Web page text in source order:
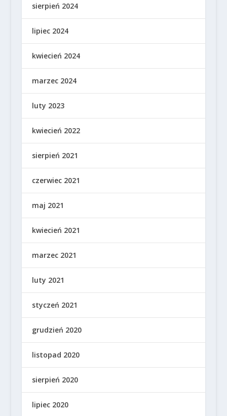
sierpień 2024
lipiec 2024
kwiecień 2024
marzec 2024
luty 2023
kwiecień 2022
sierpień 2021
czerwiec 2021
maj 2021
kwiecień 2021
marzec 2021
luty 2021
styczeń 2021
grudzień 2020
listopad 2020
sierpień 2020
lipiec 2020